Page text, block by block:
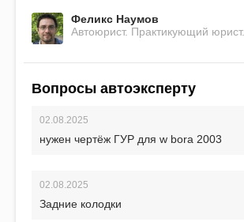
Феликс Наумов
Автоюрист. Практикующий юрист.
Вопросы автоэксперту
02.08.2025
нужен чертёж ГУР для w bora 2003
02.08.2025
Задние колодки